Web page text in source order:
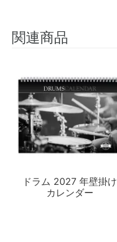
関連商品
ドラム 2027 年壁掛け
カレンダー